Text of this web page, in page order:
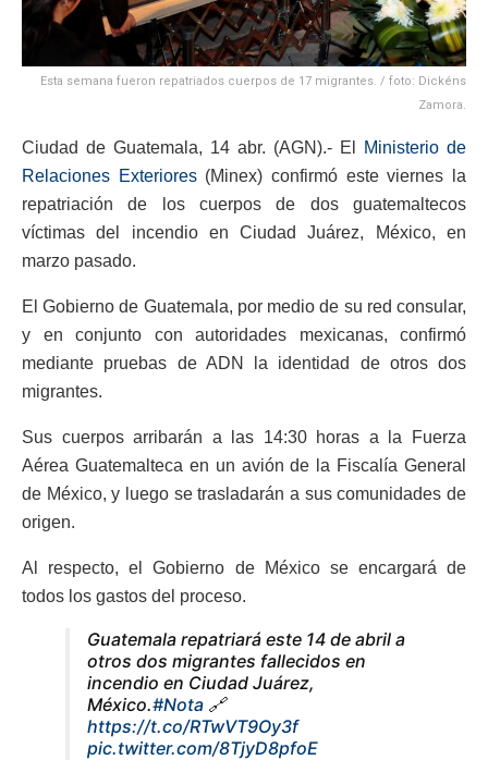
Esta semana fueron repatriados cuerpos de 17 migrantes. / foto: Dickéns
Zamora.
Ciudad de Guatemala, 14 abr. (AGN).- El
Ministerio de
Relaciones Exteriores(Minex) confirmó este viernes la
repatriación de los cuerpos de dos guatemaltecos
víctimas del incendio en Ciudad Juárez, México, en
marzo pasado.
El Gobierno de Guatemala, por medio de su red consular,
y en conjunto con autoridades mexicanas, confirmó
mediante pruebas de ADN la identidad de otros dos
migrantes.
Sus cuerpos arribarán a las 14:30 horas a la Fuerza
Aérea Guatemalteca en un avión de la Fiscalía General
de México, y luego se trasladarán a sus comunidades de
origen.
Al respecto, el Gobierno de México se encargará de
todos los gastos del proceso.
Guatemala repatriará este 14 de abril a
otros dos migrantes fallecidos en
incendio en Ciudad Juárez,
México.#Nota 🔗
https://t.co/RTwVT9Oy3f
pic.twitter.com/8TjyD8pfoE